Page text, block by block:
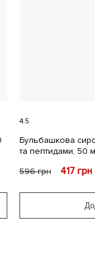
4.5
Бульбашкова
та пептидами, 50
596грн 417 грн